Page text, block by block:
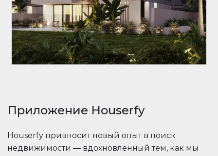
Приложение Houserfy
Houserfy привносит новый опыт в поиск
недвижимости — вдохновленный тем, как мы